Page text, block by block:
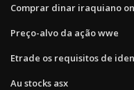
Comprar dinar iraquiano
Preço-alvo da ação wwe
Etrade os requisitos de
Au stocks asx